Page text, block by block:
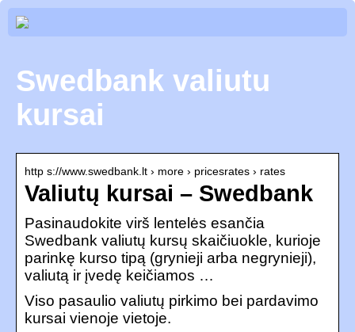
Swedbank valiutu
kursai
http s://www.swedbank.lt › more › pricesrates › rates
Valiutų kursai – Swedbank
Pasinaudokite virš lentelės esančia
Swedbank valiutų kursų skaičiuokle, kurioje
parinkę kurso tipą (grynieji arba negrynieji),
valiutą ir įvedę keičiamos …
Viso pasaulio valiutų pirkimo bei pardavimo
kursai vienoje vietoje.